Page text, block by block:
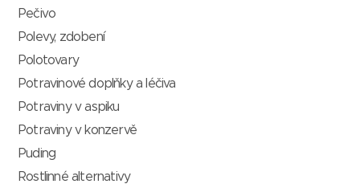
Pečivo
Polevy, zdobení
Polotovary
Potravinové doplňky a léčiva
Potraviny v aspiku
Potraviny v konzervě
Puding
Rostlinné alternativy